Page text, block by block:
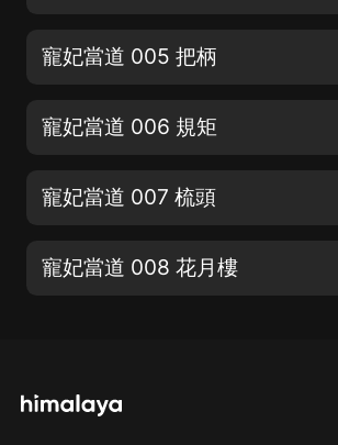
寵妃當道 005 把柄
寵妃當道 006 規矩
寵妃當道 007 梳頭
寵妃當道 008 花月樓